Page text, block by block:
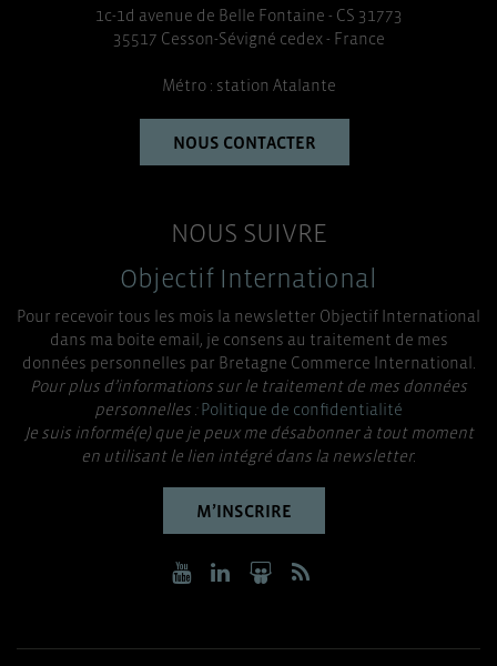
1c-1d avenue de Belle Fontaine - CS 31773
35517 Cesson-Sévigné cedex - France
Métro : station Atalante
NOUS CONTACTER
NOUS SUIVRE
Objectif International
Pour recevoir tous les mois la newsletter Objectif International
dans ma boite email, je consens au traitement de mes
données personnelles par Bretagne Commerce International.
Pour plus d’informations sur le traitement de mes données
personnelles :Politique de confidentialité
Je suis informé(e) que je peux me désabonner à tout moment
en utilisant le lien intégré dans la newsletter.
M’INSCRIRE